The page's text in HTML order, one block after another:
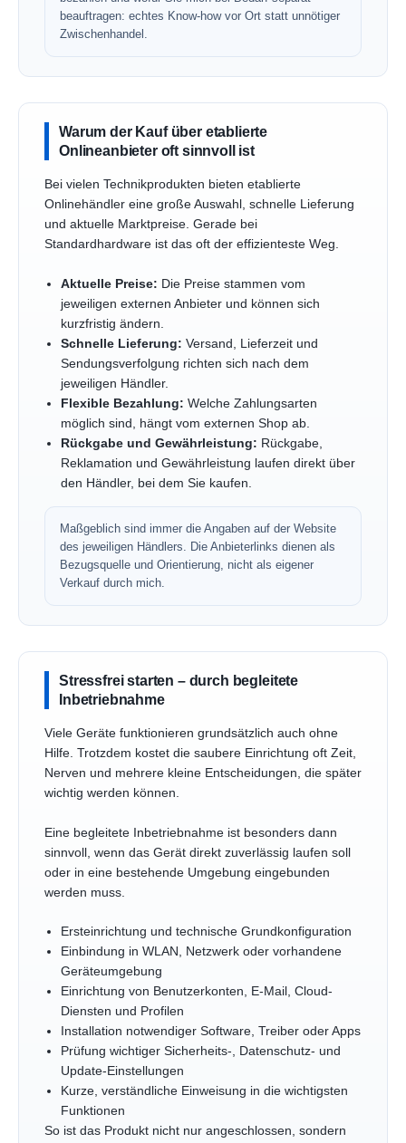
beauftragen: echtes Know-how vor Ort statt unnötiger
Zwischenhandel.
Warum der Kauf über etablierte
Onlineanbieter oft sinnvoll ist
Bei vielen Technikprodukten bieten etablierte
Onlinehändler eine große Auswahl, schnelle Lieferung
und aktuelle Marktpreise. Gerade bei
Standardhardware ist das oft der effizienteste Weg.
Aktuelle Preise: Die Preise stammen vom
jeweiligen externen Anbieter und können sich
kurzfristig ändern.
Schnelle Lieferung: Versand, Lieferzeit und
Sendungsverfolgung richten sich nach dem
jeweiligen Händler.
Flexible Bezahlung: Welche Zahlungsarten
möglich sind, hängt vom externen Shop ab.
Rückgabe und Gewährleistung: Rückgabe,
Reklamation und Gewährleistung laufen direkt über
den Händler, bei dem Sie kaufen.
Maßgeblich sind immer die Angaben auf der Website
des jeweiligen Händlers. Die Anbieterlinks dienen als
Bezugsquelle und Orientierung, nicht als eigener
Verkauf durch mich.
Stressfrei starten – durch begleitete
Inbetriebnahme
Viele Geräte funktionieren grundsätzlich auch ohne
Hilfe. Trotzdem kostet die saubere Einrichtung oft Zeit,
Nerven und mehrere kleine Entscheidungen, die später
wichtig werden können.
Eine begleitete Inbetriebnahme ist besonders dann
sinnvoll, wenn das Gerät direkt zuverlässig laufen soll
oder in eine bestehende Umgebung eingebunden
werden muss.
Ersteinrichtung und technische Grundkonfiguration
Einbindung in WLAN, Netzwerk oder vorhandene
Geräteumgebung
Einrichtung von Benutzerkonten, E-Mail, Cloud-
Diensten und Profilen
Installation notwendiger Software, Treiber oder Apps
Prüfung wichtiger Sicherheits-, Datenschutz- und
Update-Einstellungen
Kurze, verständliche Einweisung in die wichtigsten
Funktionen
So ist das Produkt nicht nur angeschlossen, sondern